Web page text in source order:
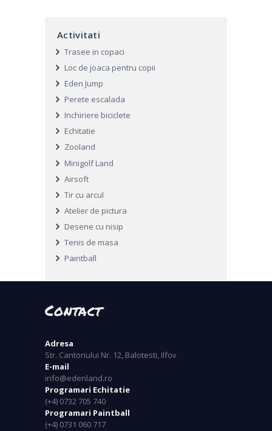
Activitati
Trasee in copaci
Loc de joaca pentru copii
Eden Jump
Perete escalada
Inchiriere biciclete
Echitatie
Zooland
Minigolf Land
Airsoft
Tir cu arcul
Atelier de pictura
Desene cu nisip
Tenis de masa
Paintball
Contact
Adresa
Str. Cantonului Nr. 12, Balotesti, Ilfov
E-mail
info@edenland.ro
Programari Echitatie
(+4) 0732 705 740
Programari Paintball
(+4) 0731 060 717